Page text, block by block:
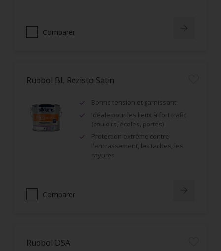
Comparer
Rubbol BL Rezisto Satin
Bonne tension et garnissant
Idéale pour les lieux à fort trafic
(couloirs, écoles, portes)
Protection extrême contre
l'encrassement, les taches, les
rayures
Comparer
Rubbol DSA